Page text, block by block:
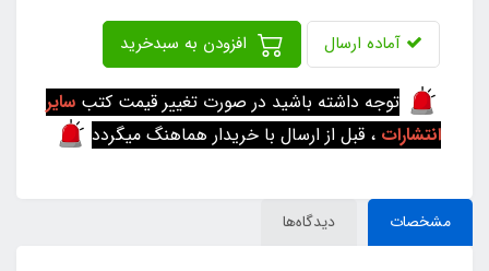
آماده ارسال
توجه داشته باشید در صورت تغییر قیمت کتب سایر
انتشارات ، قبل از ارسال با خریدار هماهنگ میگردد
مشخصات دیدگاه‌ها